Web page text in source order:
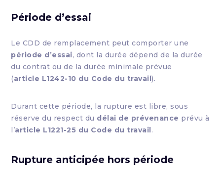
Période d’essai
Le CDD de remplacement peut comporter une
période d’essai, dont la durée dépend de la durée
du contrat ou de la durée minimale prévue
(article L1242-10 du Code du travail).
Durant cette période, la rupture est libre, sous
réserve du respect du délai de prévenance prévu à
l’article L1221-25 du Code du travail.
Rupture anticipée hors période